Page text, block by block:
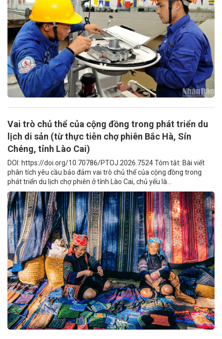
Vai trò chủ thể của cộng đồng trong phát triển du
lịch di sản (từ thực tiễn chợ phiên Bắc Hà, Sín
Chéng, tỉnh Lào Cai)
DOI: https://doi.org/10.70786/PTOJ.2026.7524 Tóm tắt: Bài viết
phân tích yêu cầu bảo đảm vai trò chủ thể của cộng đồng trong
phát triển du lịch chợ phiên ở tỉnh Lào Cai, chủ yếu là...